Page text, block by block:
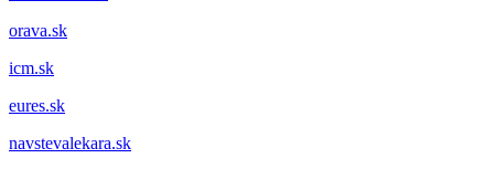
orava.sk
icm.sk
eures.sk
navstevalekara.sk